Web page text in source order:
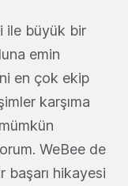
ile büyük bir
emin
en çok ekip
karşıma
WeBee de
hikayesi